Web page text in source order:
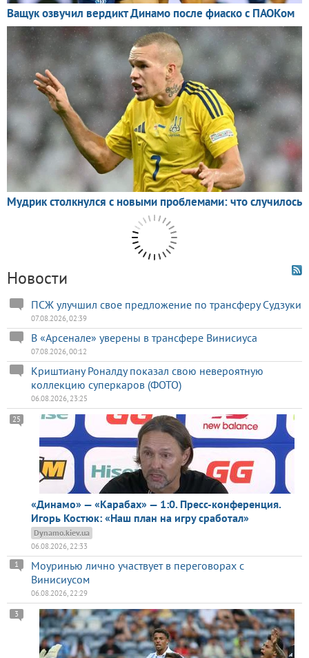
Новости
ПСЖ улучшил свое предложение по трансферу Судзуки
07.08.2026, 02:39
В «Арсенале» уверены в трансфере Винисиуса
07.08.2026, 00:12
Криштиану Роналду показал свою невероятную
коллекцию суперкаров (ФОТО)
06.08.2026, 23:25
«Динамо» — «Карабах» — 1:0. Пресс-конференция.
Игорь Костюк: «Наш план на игру сработал»
25
Dynamo.kiev.ua
06.08.2026, 22:33
Моуринью лично участвует в переговорах с
Винисиусом
1
06.08.2026, 22:29
3